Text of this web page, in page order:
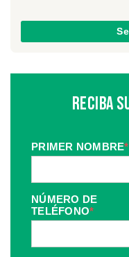
Reciba
PRIMER NOMBRE*
NÚMERO DE
TELÉFONO*